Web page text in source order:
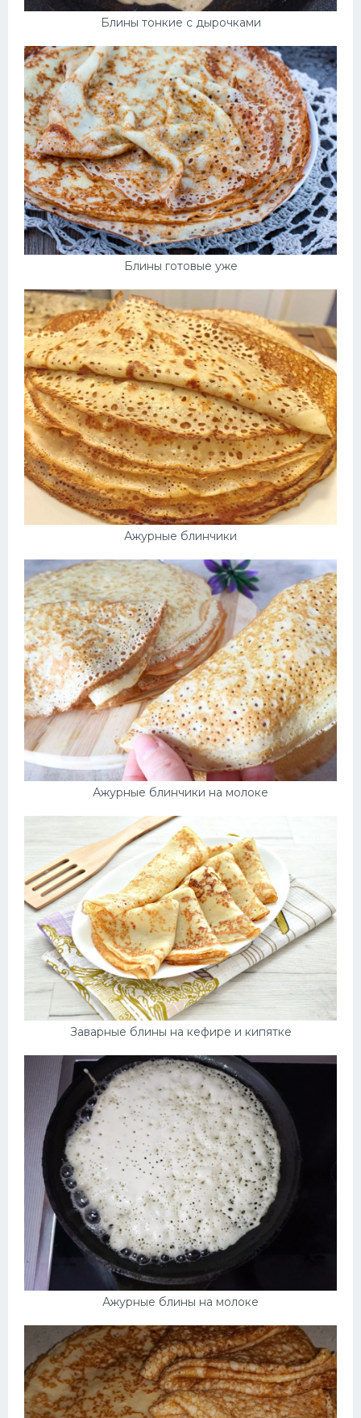
Блины тонкие с дырочками
Блины готовые уже
Ажурные блинчики
Ажурные блинчики на молоке
Заварные блины на кефире и кипятке
Ажурные блины на молоке